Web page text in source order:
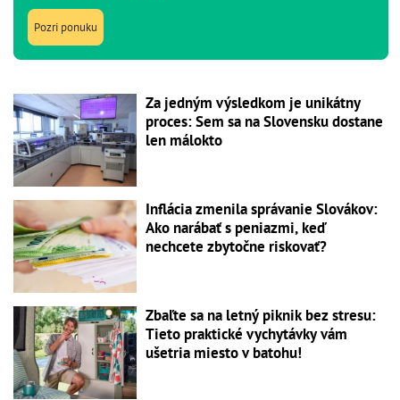
Pozri ponuku
Za jedným výsledkom je unikátny
proces: Sem sa na Slovensku dostane
len málokto
Inflácia zmenila správanie Slovákov:
Ako narábať s peniazmi, keď
nechcete zbytočne riskovať?
Zbaľte sa na letný piknik bez stresu:
Tieto praktické vychytávky vám
ušetria miesto v batohu!